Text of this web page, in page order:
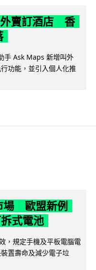
外賣訂酒店 香
手 Ask Maps 新增叫外
功能，並引入個人化推
場 歐盟新例
式電池
，規定手機及平板電腦電
置壽命及減少電子垃